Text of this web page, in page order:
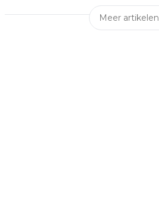
Meer artikelen